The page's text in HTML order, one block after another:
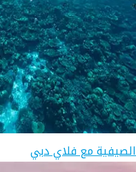
مع فلاي دبي